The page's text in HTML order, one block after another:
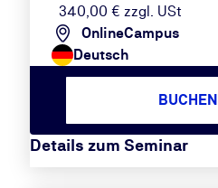
340,00 € zzgl. USt
OnlineCampus
Deutsch
Details zum Seminar
BUCHEN